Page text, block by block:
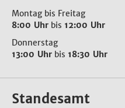
Montag bis Freitag
8:00 Uhr bis 12:00 Uhr
Donnerstag
13:00 Uhr bis 18:30 Uhr
Standesamt